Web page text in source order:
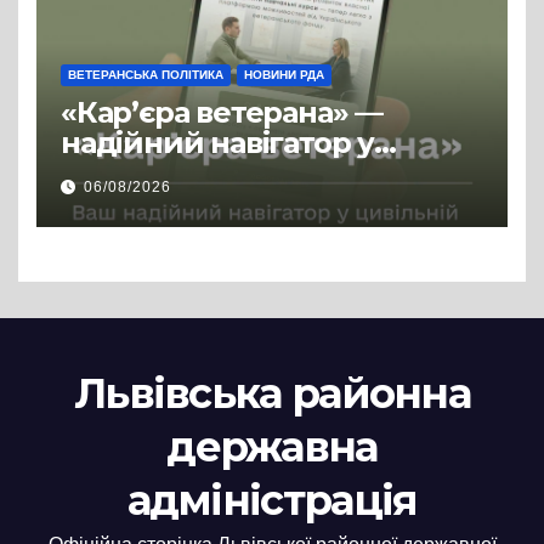
ВЕТЕРАНСЬКА ПОЛІТИКА НОВИНИ РДА
«Кар’єра ветерана» —
надійний навігатор у
цивільній професії
06/08/2026
Львівська районна
державна
адміністрація